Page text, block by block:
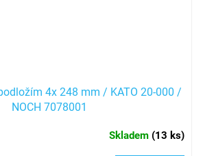
4x 248 mm / KATO 20-000 /
NOCH 7078001
Skladem (13 ks)